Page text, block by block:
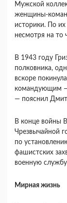
Мужской
женщины-
историки. По
несмотря на то
В 1943 году
полковника,
вскоре
командующим
— пояснил
В конце войны
Чрезвычайной
по
фашистских
военную
Мирная жизнь